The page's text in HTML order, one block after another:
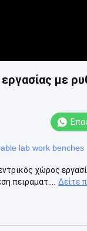
με
lab work benches
χώρος
πειραματ....
Δείτε